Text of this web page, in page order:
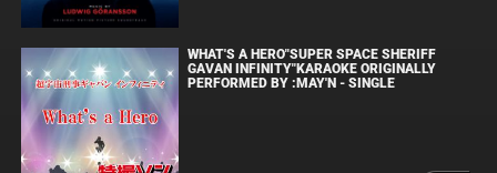
WHAT'S A HERO"SUPER SPACE SHERIFF
GAVAN INFINITY"KARAOKE ORIGINALLY
PERFORMED BY :MAY'N - SINGLE